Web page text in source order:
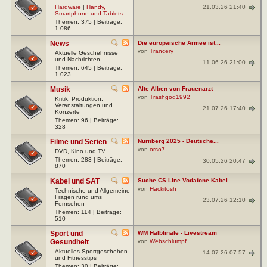
Hardware | Handy,
Smartphone und Tablets
Themen: 375 | Beiträge:
1.086
21.03.26 21:40
News
Aktuelle Geschehnisse
und Nachrichten
Themen: 645 | Beiträge:
1.023
Die europäische Armee ist...
von Trancery
11.06.26 21:00
Musik
Kritik, Produktion,
Veranstaltungen und
Konzerte
Themen: 96 | Beiträge:
328
Alte Alben von Frauenarzt
von Trashgod1992
21.07.26 17:40
Filme und Serien
DVD, Kino und TV
Themen: 283 | Beiträge:
870
Nürnberg 2025 - Deutsche...
von orso7
30.05.26 20:47
Kabel und SAT
Technische und Allgemeine
Fragen rund ums
Fernsehen
Themen: 114 | Beiträge:
510
Suche CS Line Vodafone Kabel
von Hackitosh
23.07.26 12:10
Sport und
Gesundheit
Aktuelles Sportgeschehen
und Fitnesstips
WM Halbfinale - Livestream
von Webschlumpf
14.07.26 07:57